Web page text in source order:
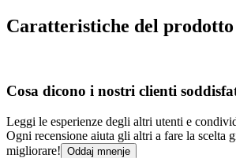
Caratteristiche del prodotto
Cosa dicono i nostri clienti
Leggi le esperienze degli altri utenti e
Ogni recensione aiuta gli altri a fare la scelta
migliorare! Oddaj mnenje